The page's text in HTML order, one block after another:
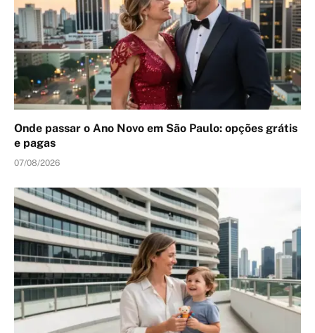
Onde passar o Ano Novo em São Paulo: opções grátis
e pagas
07/08/2026